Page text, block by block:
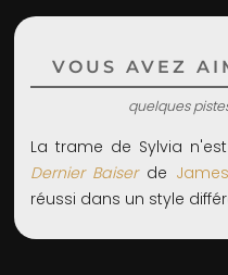
VOUS AVEZ
quelques
La trame de Sylvia
Dernier Baiserde
réussi dans un style